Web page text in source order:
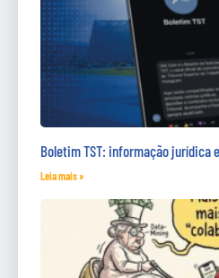
Boletim TST: informação jurídica
Leia mais »